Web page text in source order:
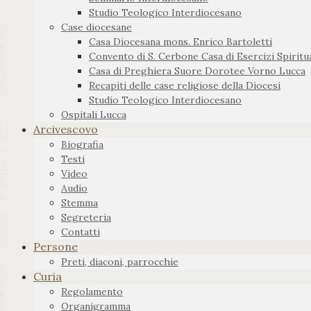
Studio Teologico Interdiocesano
Case diocesane
Casa Diocesana mons. Enrico Bartoletti
Convento di S. Cerbone Casa di Esercizi
Casa di Preghiera Suore Dorotee Vorno Lucca
Recapiti delle case religiose della Diocesi
Studio Teologico Interdiocesano
Ospitali Lucca
Arcivescovo
Biografia
Testi
Video
Audio
Stemma
Segreteria
Contatti
Persone
Preti, diaconi, parrocchie
Curia
Regolamento
Organigramma